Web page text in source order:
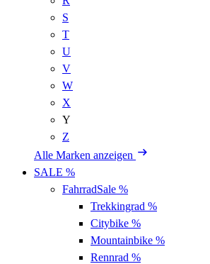
S
T
U
V
W
X
Y
Z
Alle Marken anzeigen
SALE %
FahrradSale %
Trekkingrad %
Citybike %
Mountainbike %
Rennrad %